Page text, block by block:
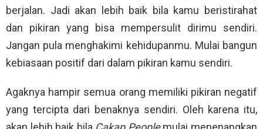
berjalan. Jadi akan lebih baik bila kamu beristirahat
dan pikiran yang bisa mempersulit dirimu sendiri.
Jangan pula menghakimi kehidupanmu. Mulai bangun
kebiasaan positif dari dalam pikiran kamu sendiri.
Agaknya hampir semua orang memiliki pikiran negatif
yang tercipta dari benaknya sendiri. Oleh karena itu,